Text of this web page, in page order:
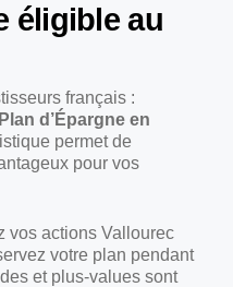
éligible au
français :
d’Épargne en
permet de
pour vos
vos actions Vallourec
votre plan pendant
et plus-values sont